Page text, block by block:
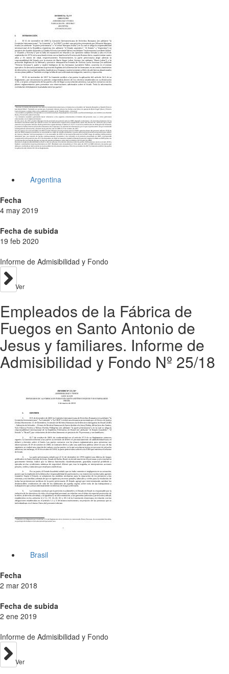
Argentina
Fecha
4 may 2019
Fecha de subida
19 feb 2020
Informe de Admisibilidad y Fondo
Ver
Empleados de la Fábrica de
Fuegos en Santo Antonio de
Jesus y familiares. Informe de
Admisibilidad y Fondo Nº 25/18
Brasil
Fecha
2 mar 2018
Fecha de subida
2 ene 2019
Informe de Admisibilidad y Fondo
Ver